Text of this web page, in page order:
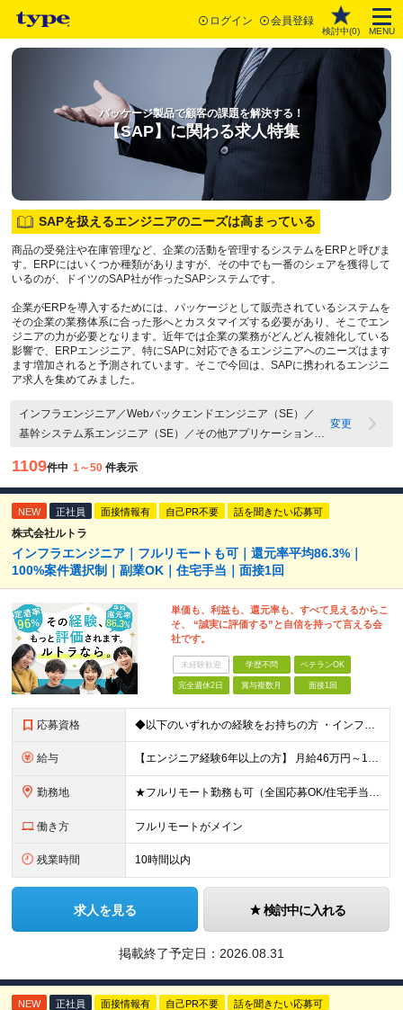
ログイン 会員登録
検討中(0) MENU
パッケージ製品で顧客の課題を解決する！
【SAP】に関わる求人特集
SAPを扱えるエンジニアのニーズは高まっている
商品の受発注や在庫管理など、企業の活動を管理するシステムをERPと呼びま
す。ERPにはいくつか種類がありますが、その中でも一番のシェアを獲得して
いるのが、ドイツのSAP社が作ったSAPシステムです。
企業がERPを導入するためには、パッケージとして販売されているシステムを
その企業の業務体系に合った形へとカスタマイズする必要があり、そこでエン
ジニアの力が必要となります。近年では企業の業務がどんどん複雑化している
影響で、ERPエンジニア、特にSAPに対応できるエンジニアへのニーズはます
ます増加されると予測されています。そこで今回は、SAPに携われるエンジニ
ア求人を集めてみました。
インフラエンジニア／Webバックエンドエンジニア（SE）／
基幹システム系エンジニア（SE）／その他アプリケーション開
基幹システム系エンジニア（PG）／組み込み系・IoTエンジニ
ア（PG）／その他・アプリケーション開発エンジニア（PG）
／テクニカルサポート・ヘルプデスク／セキュリティエンジニ
ア／社内SE・情報システムエンジニア／その他IT・Webエンジ
ニア関連職／Webアプリケーション開発（PM・PL）／組込
系・IoT（PM・PL）／その他マネジメント関連職／ITコンサル
タント／SAP・ERP導入コンサルタント／プリセールス／技術
営業
変更
1109件中 1～50 件表示
NEW 正社員 面接情報有 自己PR不要 話を聞きたい応募可
株式会社ルトラ
インフラエンジニア｜フルリモートも可｜還元率平均86.3%｜
100%案件選択制｜副業OK｜住宅手当｜面接1回
単価も、利益も、還元率も、すべて見えるからこ
そ、 “誠実に評価する”と自信を持って言える会
社です。
未経験歓迎 学歴不問 ベテランOK
完全週休2日 賞与複数月 面接1回
応募資格 ◆以下のいずれかの経験をお持ちの方 ・インフラ設計・構築の実務経験（オンプレ/クラウドどちらもOK） ・クラウド環境下での運用保守に関する実務経験 ◆学歴不問 ＜こんな方は特に歓迎します＞ ◎これま
給与 【エンジニア経験6年以上の方】 月給46万円～100万円（固定残業代含む） ※上記月給には月30時間分の固定残業代（月8万7,400円～月19万円）を含む。超過分は全額支給。 【エンジニア経験4年以
勤務地 ★フルリモート勤務も可（全国応募OK/住宅手当を支給します） ※案件によって常駐が必要になる場合があります。 ※希望がない限り、転勤はありません ※U・Iターン歓迎 ★ルトラの社員は全国各地で活躍中
働き方 フルリモートがメイン
残業時間 10時間以内
求人を見る 検討中に入れる
掲載終了予定日： 2026.08.31
NEW 正社員 面接情報有 自己PR不要 話を聞きたい応募可